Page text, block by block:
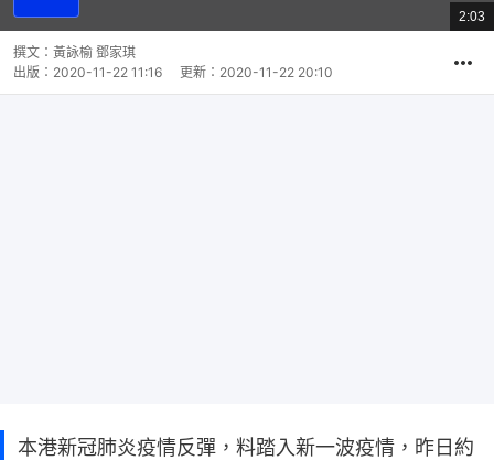
總
共
2:03
撰文： 黃詠榆 鄧家琪
出版： 2020-11-22 11:16 更新： 2020-11-22 20:10
本港新冠肺炎疫情反彈，料踏入新一波疫情，昨日約